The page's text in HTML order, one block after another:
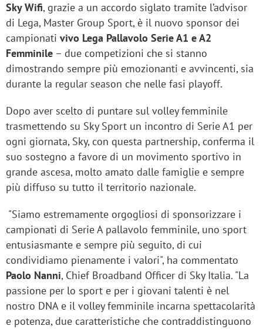
Sky Wifi, grazie a un accordo siglato tramite l’advisor
di Lega, Master Group Sport, è il nuovo sponsor dei
campionati vivo Lega Pallavolo Serie A1 e A2
Femminile – due competizioni che si stanno
dimostrando sempre più emozionanti e avvincenti, sia
durante la regular season che nelle fasi playoff.
Dopo aver scelto di puntare sul volley femminile
trasmettendo su Sky Sport un incontro di Serie A1 per
ogni giornata, Sky, con questa partnership, conferma il
suo sostegno a favore di un movimento sportivo in
grande ascesa, molto amato dalle famiglie e sempre
più diffuso su tutto il territorio nazionale.
"Siamo estremamente orgogliosi di sponsorizzare i
campionati di Serie A pallavolo femminile, uno sport
entusiasmante e sempre più seguito, di cui
condividiamo pienamente i valori", ha commentato
Paolo Nanni, Chief Broadband Officer di Sky Italia. "La
passione per lo sport e per i giovani talenti è nel
nostro DNA e il volley femminile incarna spettacolarità
e potenza, due caratteristiche che contraddistinguono